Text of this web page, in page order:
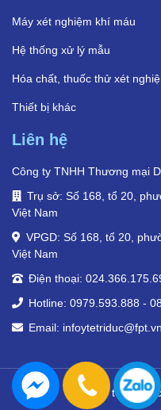
Máy xét nghiệm khí máu
Hệ thống xử lý mẫu
Hóa chất, thuốc thử xét
Thiết bị khác
Liên hệ
Công ty TNHH Thương mại
Trụ sở: Số 168, tổ 20,
Việt Nam
VPGD: Số 168, tổ 20,
Việt Nam
Điện thoại:
Hotline: 0979.593.888 -
Email: infoytetriduc@fpt.vn
© Y tế Trí